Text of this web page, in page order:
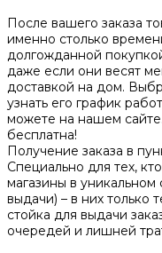
После вашего заказа
именно столько
долгожданной
даже если они весят
доставкой на дом.
узнать его график
можете на нашем сайте.
бесплатна!
Получение заказа в
Специально для тех,
магазины в
выдачи) – в них только
стойка для выдачи
очередей и лишней